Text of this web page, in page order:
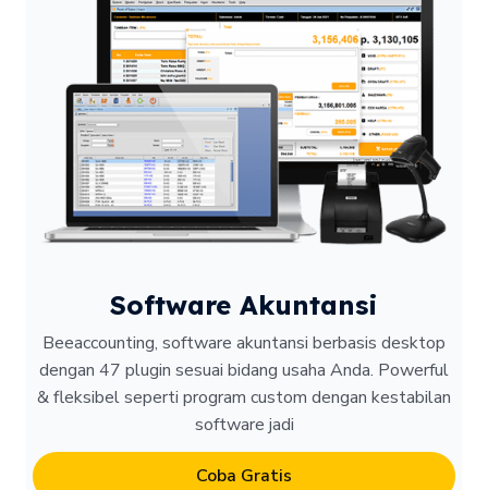
Software Akuntansi
Beeaccounting, software akuntansi berbasis desktop
dengan 47 plugin sesuai bidang usaha Anda. Powerful
& fleksibel seperti program custom dengan kestabilan
software jadi
Coba Gratis